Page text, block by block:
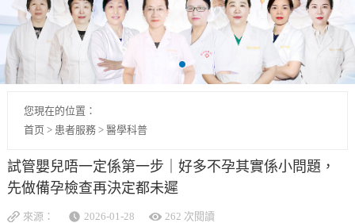
您現在的位置：
首页 > 患者服務> 醫學科普
試管嬰兒唔一定係第一步｜好多不孕其實係小問題，
先做備孕檢查再決定都未遲
來源： 2026-01-28 262 次閱讀